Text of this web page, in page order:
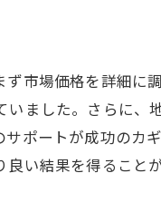
用
ための税金対策
市場価格を詳細に
ました。さらに
ポートが成功のカ
い結果を得ること